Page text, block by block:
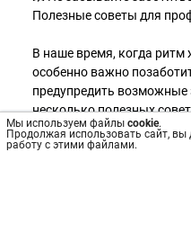
Мы используем файлы cookie.
Продолжая использовать сайт, вы
работу с этими файлами.
Полезные советы для
В наше время, когда ритм
особенно важно
предупредить
несколько полезных
поддерживать свое